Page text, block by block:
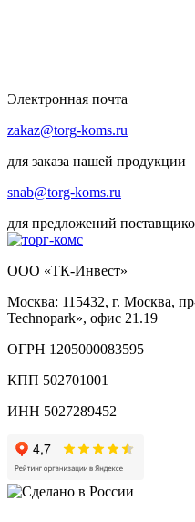
Электронная почта
zakaz@torg-koms.ru
для заказа нашей продукции
snab@torg-koms.ru
для предложений
ООО «ТК-Инвест»
Москва: 115432, г. Москва,
Technopark», офис 21.19
ОГРН 1205000083595
КПП 502701001
ИНН 5027289452